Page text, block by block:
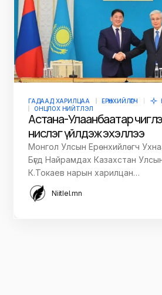
ГАДААД ХАРИЛЦАА ЕРӨНХИЙЛӨГЧ
ОНЦЛОХ НИЙТЛЭЛ
Астана-Улаанбаатар
нислэг үйлдэж эхэллээ
Монгол Улсын Ерөнхийлөгч
Бүгд Найрамдах Казахстан
К.Токаев нарын харилцан…
Niitlel.mn